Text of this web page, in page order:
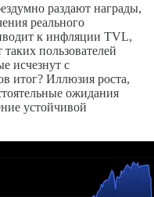
раздают награды,
реального
к инфляции TVL,
пользователей
исчезнут с
итог? Иллюзия роста,
ожидания
устойчивой